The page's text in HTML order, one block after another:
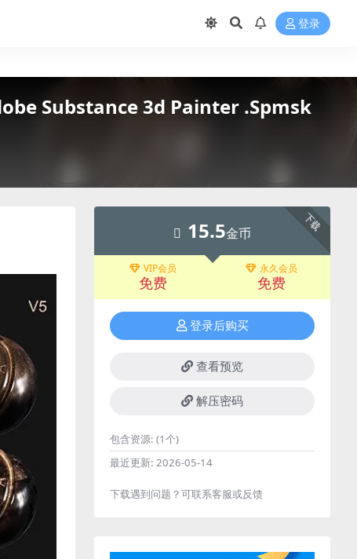
登录
Substance 3d Painter .Spmsk
下载
15.5金币
VIP会员
免费
永久会员
免费
登录后购买
查看预览
解压密码
包含资源: (1个)
最近更新: 2026-05-14
下载遇到问题？可联系客服或反馈